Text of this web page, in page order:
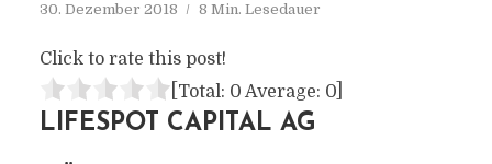
30. Dezember 2018 8 Min. Lesedauer
Click to rate this post!
[Total: 0 Average: 0]
LIFESPOT CAPITAL AG